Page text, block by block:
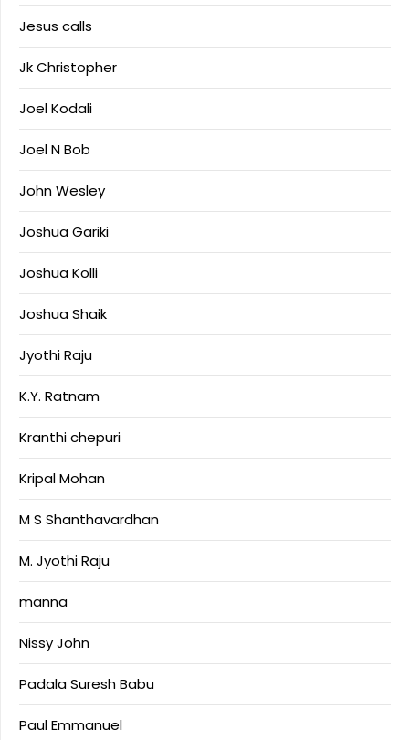
Jesus calls
Jk Christopher
Joel Kodali
Joel N Bob
John Wesley
Joshua Gariki
Joshua Kolli
Joshua Shaik
Jyothi Raju
K.Y. Ratnam
Kranthi chepuri
Kripal Mohan
M S Shanthavardhan
M. Jyothi Raju
manna
Nissy John
Padala Suresh Babu
Paul Emmanuel